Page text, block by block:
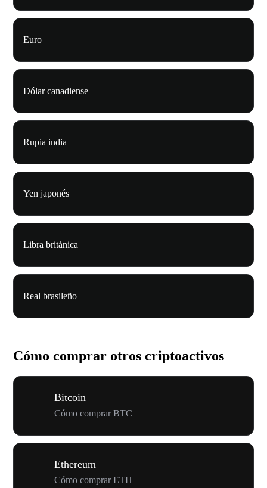
Euro
Dólar canadiense
Rupia india
Yen japonés
Libra británica
Real brasileño
Cómo comprar otros criptoactivos
Bitcoin
Cómo comprar BTC
Ethereum
Cómo comprar ETH